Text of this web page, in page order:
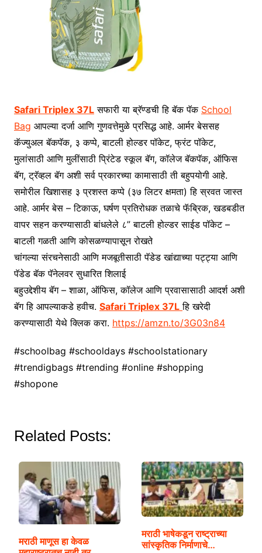
Safari Triplex 37Lसफारी या ब्रॅण्डची हि बॅक पॅक School
Bag आपल्या दर्जा आणि गुणवत्तेमुळे प्रसिद्ध आहे. आर्मर बेससह
कॅज्युअल बॅकपॅक, ३ कप्पे, बाटली होल्डर पॉकेट, फ्रंट पॉकेट,
मुलांसाठी आणि मुलींसाठी प्रिंटेड स्कूल बॅग, कॉलेज बॅकपॅक, ऑफिस
बॅग, ट्रॅव्हल बॅग अशी सर्व प्रकारच्या कामासाठी ती बहुपयोगी आहे.
समोरील खिशासह ३ प्रशस्त कप्पे (३७ लिटर क्षमता) हि स्रवत जास्त
आहे. आर्मर बेस – टिकाऊ, घर्षण प्रतिरोधक तळाचे फॅब्रिक, खडबडीत
वापर सहन करण्यासाठी बांधलेले ८” बाटली होल्डर साईड पॉकेट –
बाटली गळती आणि कोसळण्यापासून रोखते
चांगल्या संरचनेसाठी आणि मजबूतीसाठी पॅडेड खांद्याच्या पट्ट्या आणि
पॅडेड बॅक पॅनेलवर सुधारित शिलाई
बहुउद्देशीय बॅग – शाळा, ऑफिस, कॉलेज आणि प्रवासासाठी आदर्श अशी
बॅग हि आपल्याकडे हवीच. Safari Triplex 37L हि खरेदी
करण्यासाठी येथे क्लिक करा. https://amzn.to/3G03n84
#schoolbag #schooldays #schoolstationary
#trendigbags #trending #online #shopping
#shopone
Related Posts:
मराठी माणूस हा केवळ
मराठी भाषेकडून राष्ट्राच्या
सांस्कृतिक निर्माणाचे…